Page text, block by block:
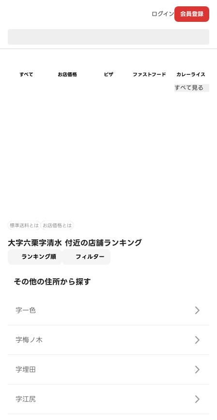
ログイン 会員登録
すべて お店価格 ピザ ファストフード カレーライス
すべて見る
標準送料とは お店価格とは
大字六栗字清水 付近の店舗ランキング
ランキング順 フィルター
その他の住所から探す
字一色
字梅ノ木
字埋田
字江尻